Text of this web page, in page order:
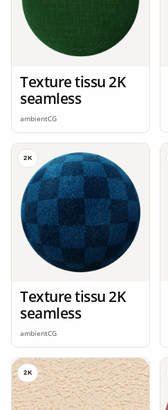
Texture tissu 2K
seamless
ambientCG
2K
Texture tissu 2K
seamless
ambientCG
2K